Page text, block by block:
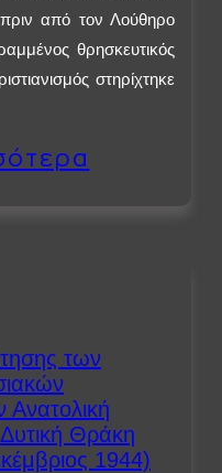
πριν από τον Λούθηρο
θρησκευτικός
στηρίχτηκε
των
Θράκη
1944)